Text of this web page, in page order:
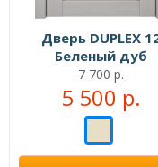
Дверь DUPLEX
Беленый дуб
7 700 р.
5 500 р.